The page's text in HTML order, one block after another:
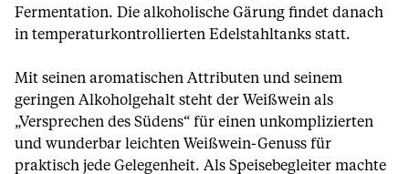
Fermentation. Die alkoholische Gärung findet danach
in temperaturkontrollierten Edelstahltanks statt.
Mit seinen aromatischen Attributen und seinem
geringen Alkoholgehalt steht der Weißwein als
„Versprechen des Südens“ für einen unkomplizierten
und wunderbar leichten Weißwein-Genuss für
praktisch jede Gelegenheit. Als Speisebegleiter machte